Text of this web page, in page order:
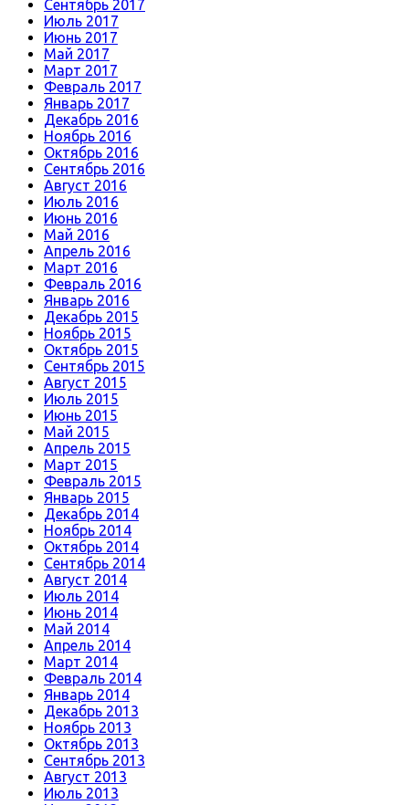
Сентябрь 2017
Июль 2017
Июнь 2017
Май 2017
Март 2017
Февраль 2017
Январь 2017
Декабрь 2016
Ноябрь 2016
Октябрь 2016
Сентябрь 2016
Август 2016
Июль 2016
Июнь 2016
Май 2016
Апрель 2016
Март 2016
Февраль 2016
Январь 2016
Декабрь 2015
Ноябрь 2015
Октябрь 2015
Сентябрь 2015
Август 2015
Июль 2015
Июнь 2015
Май 2015
Апрель 2015
Март 2015
Февраль 2015
Январь 2015
Декабрь 2014
Ноябрь 2014
Октябрь 2014
Сентябрь 2014
Август 2014
Июль 2014
Июнь 2014
Май 2014
Апрель 2014
Март 2014
Февраль 2014
Январь 2014
Декабрь 2013
Ноябрь 2013
Октябрь 2013
Сентябрь 2013
Август 2013
Июль 2013